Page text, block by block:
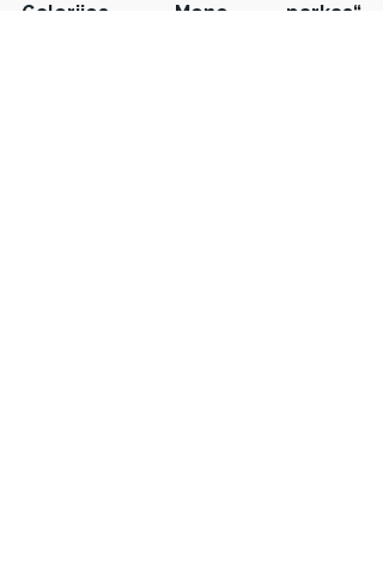
Galerijos „Meno parkas“